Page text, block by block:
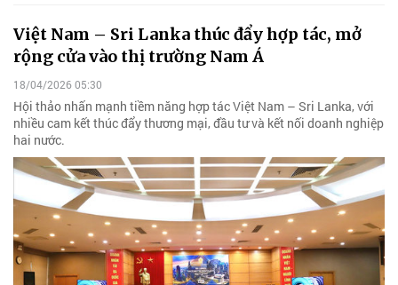
Việt Nam – Sri Lanka thúc đẩy hợp tác, mở
rộng cửa vào thị trường Nam Á
18/04/2026 05:30
Hội thảo nhấn mạnh tiềm năng hợp tác Việt Nam – Sri Lanka, với
nhiều cam kết thúc đẩy thương mại, đầu tư và kết nối doanh nghiệp
hai nước.